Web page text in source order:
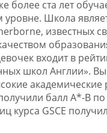
более ста лет
Школа
известных
входит в
школ Англии».
академические
балл А*-В
курса GSCE